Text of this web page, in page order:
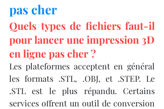
pas cher
Quels types de fichiers faut-il
pour lancer une impression 3D
en ligne pas cher ?
Les plateformes acceptent en général
les formats .STL, .OBJ, et .STEP. Le
.STL est le plus répandu. Certains
services offrent un outil de conversion